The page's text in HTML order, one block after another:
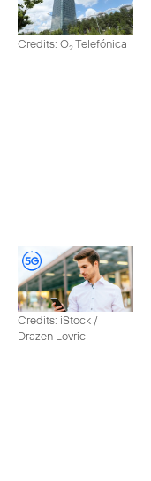
Credits: O2Telefónica
Credits: iStock /
Drazen Lovric